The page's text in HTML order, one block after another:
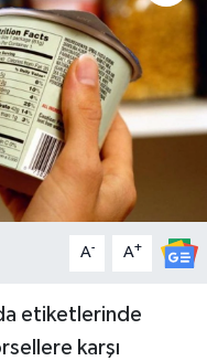
A- A+
etiketlerinde
karşı